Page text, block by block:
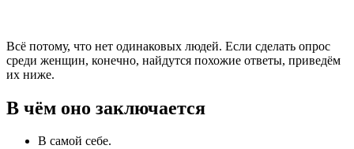
Всё потому, что нет одинаковых людей. Если сделать опрос
среди женщин, конечно, найдутся похожие ответы, приведём
их ниже.
В чём оно заключается
В самой себе.